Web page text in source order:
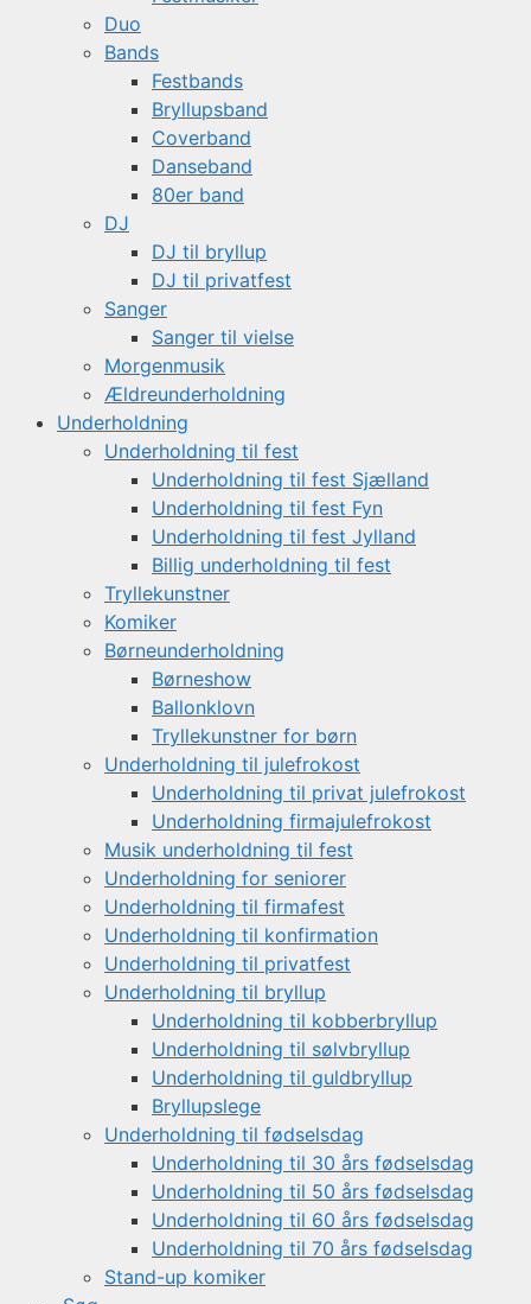
Duo
Bands
Festbands
Bryllupsband
Coverband
Danseband
80er band
DJ
DJ til bryllup
DJ til privatfest
Sanger
Sanger til vielse
Morgenmusik
Ældreunderholdning
Underholdning
Underholdning til fest
Underholdning til fest Sjælland
Underholdning til fest Fyn
Underholdning til fest Jylland
Billig underholdning til fest
Tryllekunstner
Komiker
Børneunderholdning
Børneshow
Ballonklovn
Tryllekunstner for børn
Underholdning til julefrokost
Underholdning til privat julefrokost
Underholdning firmajulefrokost
Musik underholdning til fest
Underholdning for seniorer
Underholdning til firmafest
Underholdning til konfirmation
Underholdning til privatfest
Underholdning til bryllup
Underholdning til kobberbryllup
Underholdning til sølvbryllup
Underholdning til guldbryllup
Bryllupslege
Underholdning til fødselsdag
Underholdning til 30 års fødselsdag
Underholdning til 50 års fødselsdag
Underholdning til 60 års fødselsdag
Underholdning til 70 års fødselsdag
Stand-up komiker